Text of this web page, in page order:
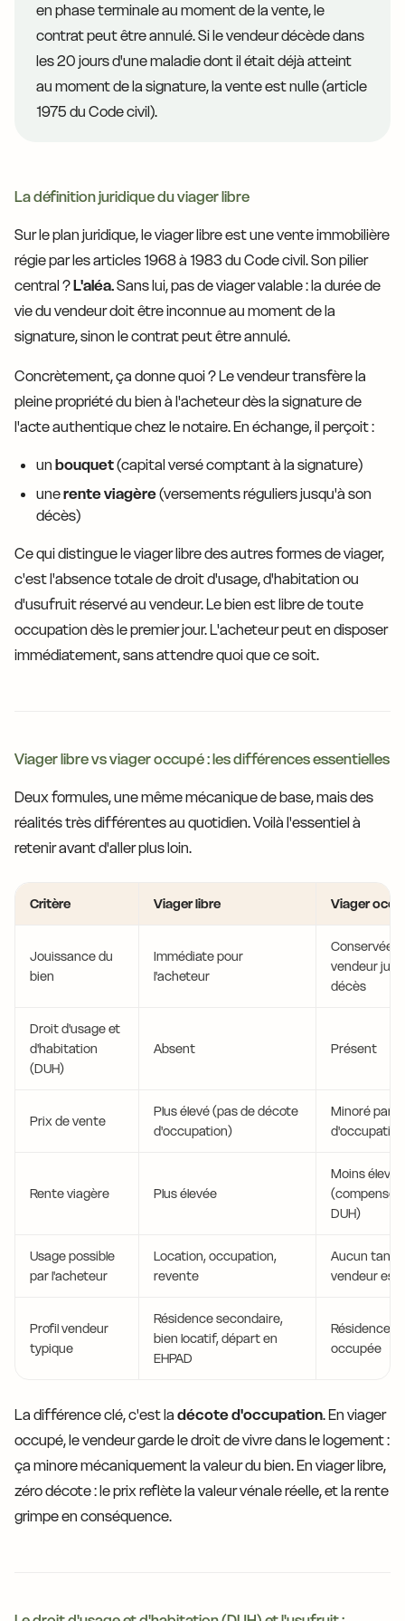
en phase terminale au moment de la vente, le
contrat peut être annulé. Si le vendeur décède dans
les 20 jours d'une maladie dont il était déjà atteint
au moment de la signature, la vente est nulle (article
1975 du Code civil).
La définition juridique du viager libre
Sur le plan juridique, le viager libre est une vente immobilière
régie par les articles 1968 à 1983 du Code civil. Son pilier
central ?L'aléa.Sans lui, pas de viager valable : la durée de
vie du vendeur doit être inconnue au moment de la
signature, sinon le contrat peut être annulé.
Concrètement, ça donne quoi ? Le vendeur transfère la
pleine propriété du bien à l'acheteur dès la signature de
l'acte authentique chez le notaire. En échange, il perçoit :
un bouquet(capital versé comptant à la signature)
unerente viagère(versements réguliers jusqu'à son
décès)
Ce qui distingue le viager libre des autres formes de viager,
c'est l'absence totale de droit d'usage, d'habitation ou
d'usufruit réservé au vendeur. Le bien est libre de toute
occupation dès le premier jour. L'acheteur peut en disposer
immédiatement, sans attendre quoi que ce soit.
Viager libre vs viager occupé : les différences essentielles
Deux formules, une même mécanique de base, mais des
réalités très différentes au quotidien. Voilà l'essentiel à
retenir avant d'aller plus loin.
Critère Viager libre Viager
Jouissance du
bien
Immédiate pour
l'acheteur
Conservée
vendeur
décès
Droit d'usage et
d'habitation
(DUH)
Absent Présent
Prix de vente
Plus élevé (pas de décote
d'occupation)
Minoré par
d'occupation
Rente viagère Plus élevée
Moins élevée
(compensée
DUH)
Usage possible
par l'acheteur
Location, occupation,
revente
Aucun tant
vendeur est
Profil vendeur
typique
Résidence secondaire,
bien locatif, départ en
EHPAD
Résidence
occupée
La différence clé, c'est la décote d'occupation. En viager
occupé, le vendeur garde le droit de vivre dans le logement :
ça minore mécaniquement la valeur du bien. En viager libre,
zéro décote : le prix reflète la valeur vénale réelle, et la rente
grimpe en conséquence.